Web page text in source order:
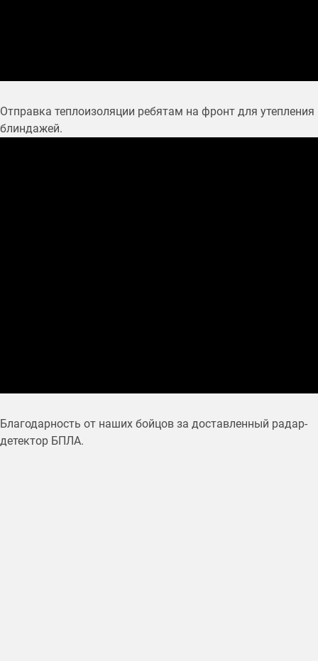
Отправка теплоизоляции ребятам на фронт для утепления
блиндажей.
Благодарность от наших бойцов за доставленный радар-
детектор БПЛА.